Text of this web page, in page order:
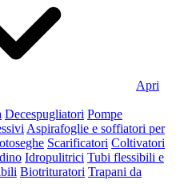
Apri
Decespugliatori Pompe
Aspirafoglie e soffiatori per
Scarificatori Coltivatori
Idropulitrici Tubi flessibili e
Biotrituratori Trapani da